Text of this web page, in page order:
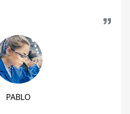
PABLO